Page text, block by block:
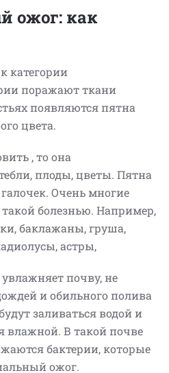
ожог: как
категории
поражают ткани
появляются пятна
цвета.
, то она
плоды, цветы. Пятна
Очень многие
болезнью. Например,
баклажаны, груша,
астры,
почву, не
и обильного полива
заливаться водой и
влажной. В такой почве
бактерии, которые
ожог.